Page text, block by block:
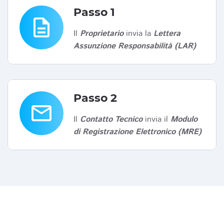
description
Passo 1
Il Proprietarioinvia la Lettera
Assunzione Responsabilità (LAR)
email
Passo 2
Il Contatto Tecnicoinvia il Modulo
di Registrazione Elettronico (MRE)